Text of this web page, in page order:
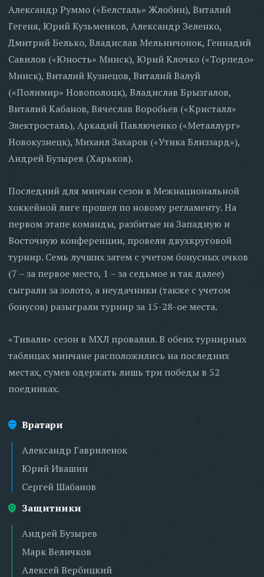
Александр Руммо («Белсталь» Жлобин), Виталий
Гегеня, Юрий Кузьменков, Александр Зеленко,
Дмитрий Белько, Владислав Мельничонок, Геннадий
Савилов («Юность» Минск), Юрий Клочко («Торпедо»
Минск), Виталий Кузнецов, Виталий Валуй
(«Полимир» Новополоцк), Владислав Брызгалов,
Виталий Кабанов, Вячеслав Воробьев («Кристалл»
Электросталь), Аркадий Павлюченко («Металлург»
Новокузнецк), Михаил Захаров («Утика Близзард»),
Андрей Бузырев (Харьков).
Последний для минчан сезон в Межнациональной
хоккейной лиге прошел по новому регламенту. На
первом этапе команды, разбитые на Западную и
Восточную конференции, провели двухкруговой
турнир. Семь лучших затем с учетом бонусных очков
(7 – за первое место, 1 – за седьмое и так далее)
сыграли за золото, а неудачники (также с учетом
бонусов) разыграли турнир за 15-28-ое места.
«Тивали» сезон в МХЛ провалил. В обеих турнирных
таблицах минчане расположились на последних
местах, сумев одержать лишь три победы в 52
поединках.
Вратари
Александр Гавриленок
Юрий Ивашин
Сергей Шабанов
Защитники
Андрей Бузырев
Марк Величков
Алексей Вербицкий